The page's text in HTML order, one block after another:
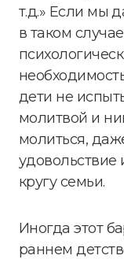
т.д.» Если мы
в таком
дети не
молитвой и
молиться,
удовольствие
кругу семьи.
Иногда этот
раннем